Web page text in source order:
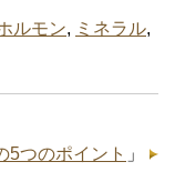
ルモン, ミネラル,
5つのポイント 」